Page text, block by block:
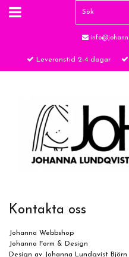
Leveranstid 2-4 dagar
Kontakta oss
Johanna Webbshop
Johanna Form & Design
Design av Johanna Lundqvist Björn